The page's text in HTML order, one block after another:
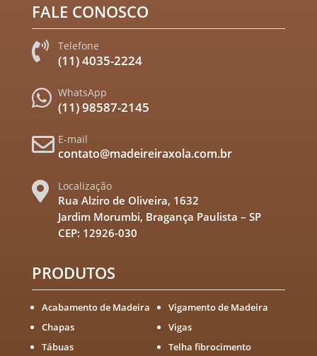
FALE CONOSCO
 Telefone
(11) 4035-2224
 WhatsApp
(11) 98587-2145
 E-mail
contato@madeireiraxola.com.br
 Localização
Rua Alziro de Oliveira, 1632
Jardim Morumbi, Bragança Paulista – SP
CEP: 12926-030
PRODUTOS
Acabamento de Madeira
Chapas
Tábuas
Vigamento de Madeira
Vigas
Telha fibrocimento